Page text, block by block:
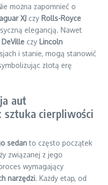
można zapomnieć o
XJ czy Rolls-Royce
elegancją. Nawet
czy Lincoln
i stanie, mogą stanowić
złotą erę
aut
sztuka cierpliwości
sedanto często początek
związanej z jego
wymagający
narzędzi. Każdy etap, od